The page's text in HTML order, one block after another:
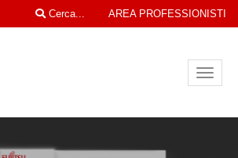
AREA PROFESSIONISTI
Cerca...